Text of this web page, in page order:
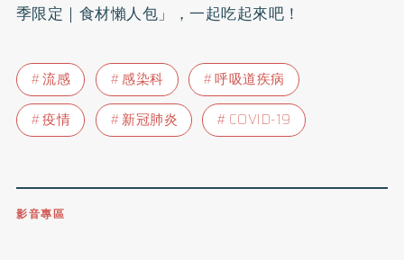
季限定｜食材懶人包」，一起吃起來吧！
流感 感染科
呼吸道疾病
疫情
新冠肺炎 COVID-19
影音專區